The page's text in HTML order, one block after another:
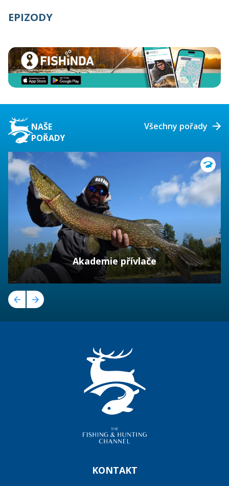
EPIZODY
NAŠE
POŘADY
Všechny pořady
Akademie přívlače
KONTAKT